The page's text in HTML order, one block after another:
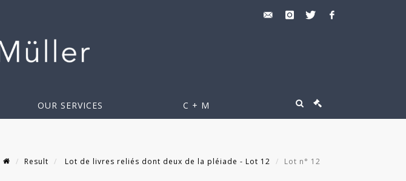
OUR SERVICES C + M
Result Lot de livres reliés dont deux de la pléiade - Lot 12 Lot n° 12